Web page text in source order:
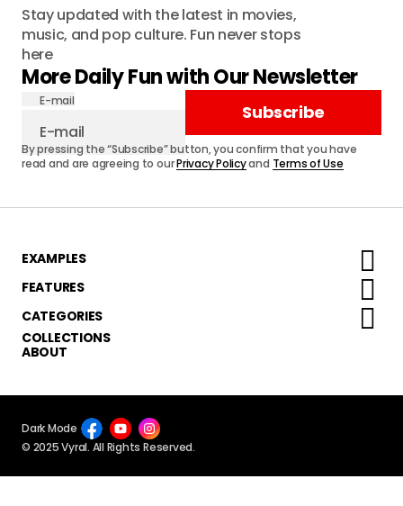
Stay updated with the latest in movies,
music, and pop culture. Fun never stops
here
More Daily Fun with Our Newsletter
E-mail
Subscribe
By pressing the “Subscribe” button, you confirm that you have
read and are agreeing to ourPrivacy Policyand Terms of Use
EXAMPLES
FEATURES
CATEGORIES
COLLECTIONS
ABOUT
© 2025 Vyral. All Rights Reserved.
Dark Mode